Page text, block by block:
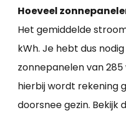
Hoeveel
Het gemiddelde
kWh. Je hebt dus nodig
zonnepanelen van
hierbij wordt rekening
doorsnee gezin. Bekijk